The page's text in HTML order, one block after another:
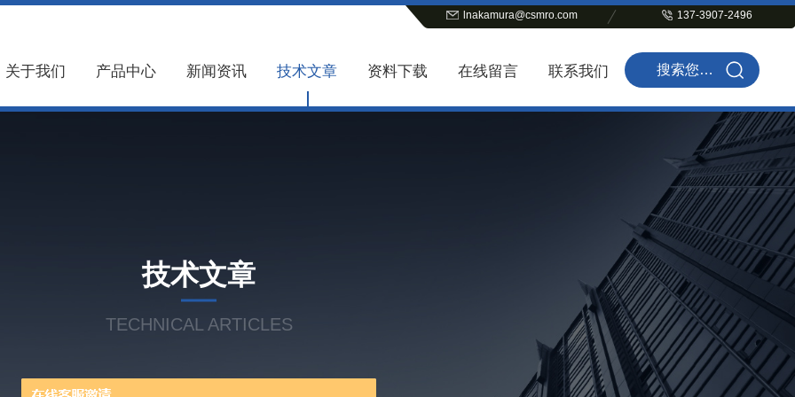
lnakamura@csmro.com 137-3907-2496
关于我们 产品中心 新闻资讯 技术文章 资料下载 在线留言 联系我们
技术文章
TECHNICAL ARTICLES